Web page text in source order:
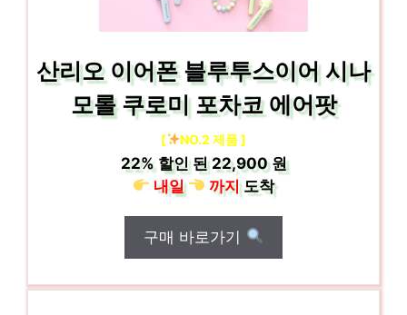
산리오 이어폰 블루투스이어 시나
모롤 쿠로미 포차코 에어팟
[ NO.2 제품 ]
22%할인 된22,900 원
내일
까지도착
구매 바로가기